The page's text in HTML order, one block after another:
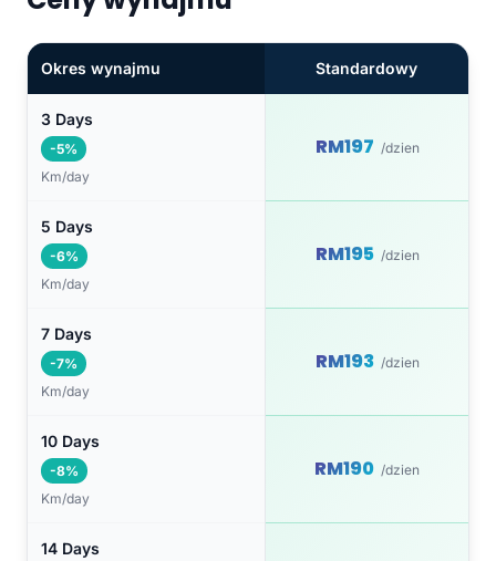
Okres wynajmu Standardowy
3 Days
-5%
Km/day
RM197 /dzien
5 Days
-6%
Km/day
RM195 /dzien
7 Days
-7%
Km/day
RM193 /dzien
10 Days
-8%
Km/day
RM190 /dzien
14 Days